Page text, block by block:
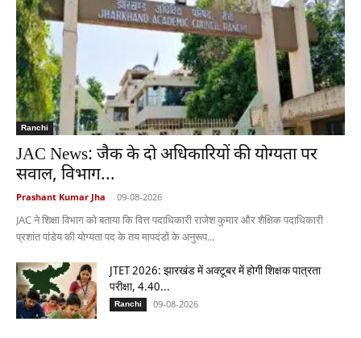
Ranchi
JAC News: जैक के दो अधिकारियों की योग्यता पर
सवाल, विभाग...
Prashant Kumar Jha - 09-08-2026
JAC ने शिक्षा विभाग को बताया कि वित्त पदाधिकारी राजेश कुमार और शैक्षिक पदाधिकारी
प्रशांत पांडेय की योग्यता पद के तय मापदंडों के अनुरूप...
JTET 2026: झारखंड में अक्टूबर में होगी शिक्षक पात्रता
परीक्षा, 4.40...
Ranchi 09-08-2026